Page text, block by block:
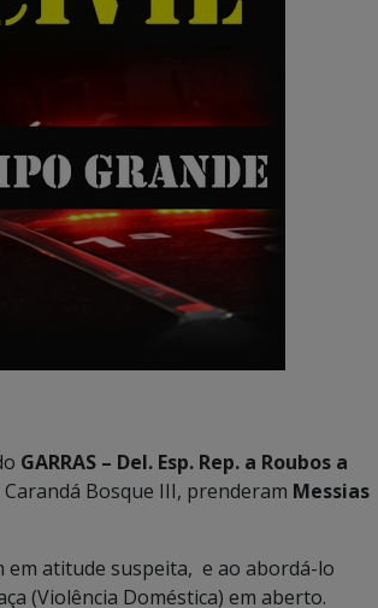
GARRAS – Del. Esp. Rep. a Roubos a
Bosque III, prenderam Messias
atitude suspeita, e ao abordá-lo
(Violência Doméstica) em aberto.